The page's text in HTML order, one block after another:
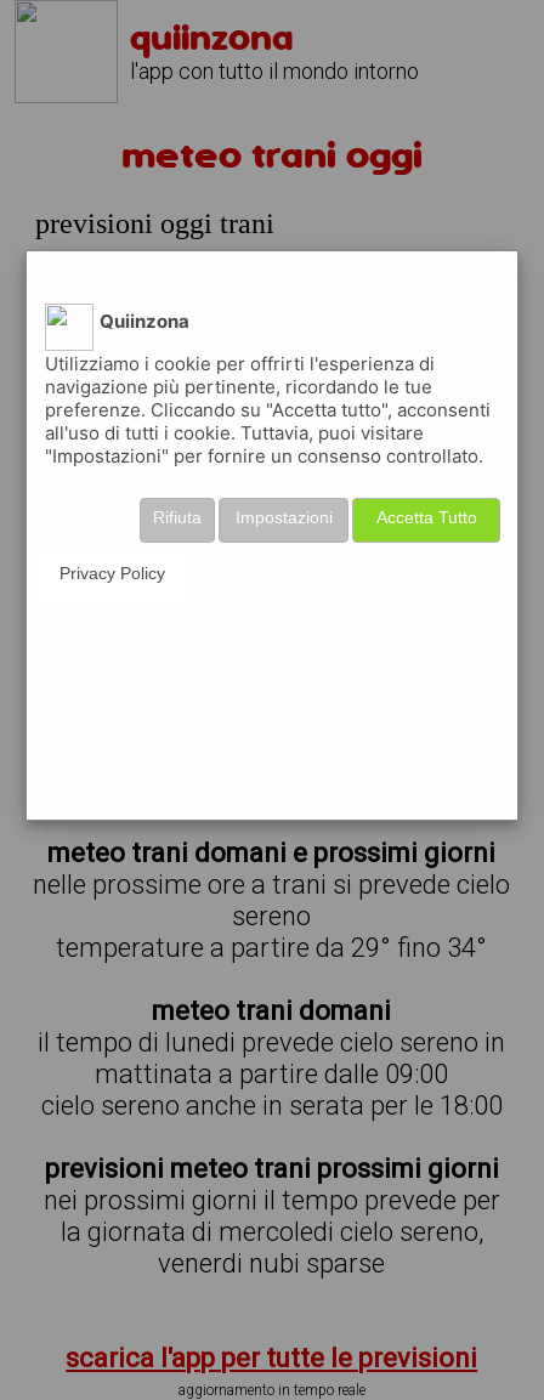
quiinzona
l'app con tutto il mondo intorno
meteo trani oggi
previsioni oggi trani
prossime ore
12:00
sereno
32° min34° max
52 % 6.57 km/h 0 %
15:00
cielo
32°
32° min33° max
meteo trani domani e prossimi giorni
nelle prossime ore a trani si prevede cielo
sereno
temperature a partire da 29° fino 34°
meteo trani domani
il tempo di lunedi prevede cielo sereno in
mattinata a partire dalle 09:00
cielo sereno anche in serata per le 18:00
previsioni meteo trani prossimi giorni
nei prossimi giorni il tempo prevede per
la giornata di mercoledi cielo sereno,
venerdi nubi sparse
scarica l'app per tutte le previsioni
aggiornamento in tempo reale
Quiinzona
Utilizziamo i cookie per offrirti l'esperienza di
navigazione più pertinente, ricordando le tue
preferenze. Cliccando su "Accetta tutto", acconsenti
all'uso di tutti i cookie. Tuttavia, puoi visitare
"Impostazioni" per fornire un consenso controllato.
Accetta Tutto
Impostazioni
Rifiuta
Privacy Policy